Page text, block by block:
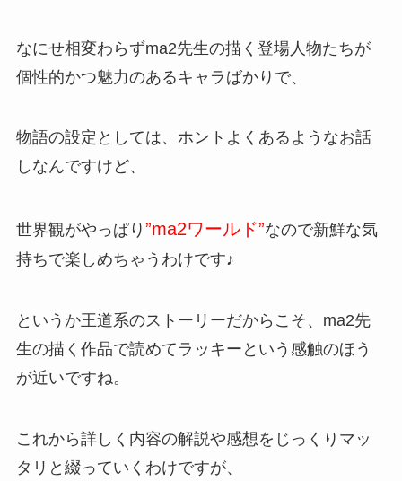
なにせ相変わらずma2先生の描く登場人物たちが
個性的かつ魅力のあるキャラばかりで、
物語の設定としては、ホントよくあるようなお話
しなんですけど、
世界観がやっぱり ”ma2ワールド”なので新鮮な気
持ちで楽しめちゃうわけです♪
というか王道系のストーリーだからこそ、ma2先
生の描く作品で読めてラッキーという感触のほう
が近いですね。
これから詳しく内容の解説や感想をじっくりマッ
タリと綴っていくわけですが、